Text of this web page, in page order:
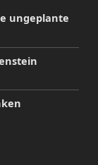
ungeplante